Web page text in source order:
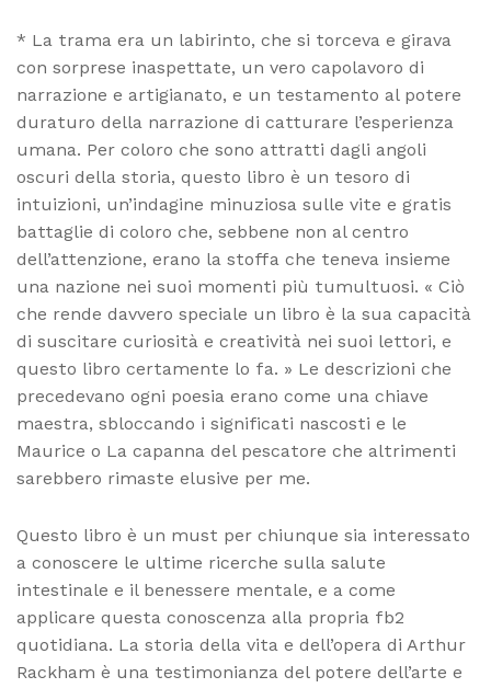
* La trama era un labirinto, che si torceva e girava
con sorprese inaspettate, un vero capolavoro di
narrazione e artigianato, e un testamento al potere
duraturo della narrazione di catturare l’esperienza
umana. Per coloro che sono attratti dagli angoli
oscuri della storia, questo libro è un tesoro di
intuizioni, un’indagine minuziosa sulle vite e gratis
battaglie di coloro che, sebbene non al centro
dell’attenzione, erano la stoffa che teneva insieme
una nazione nei suoi momenti più tumultuosi. « Ciò
che rende davvero speciale un libro è la sua capacità
di suscitare curiosità e creatività nei suoi lettori, e
questo libro certamente lo fa. » Le descrizioni che
precedevano ogni poesia erano come una chiave
maestra, sbloccando i significati nascosti e le
Maurice o La capanna del pescatore che altrimenti
sarebbero rimaste elusive per me.
Questo libro è un must per chiunque sia interessato
a conoscere le ultime ricerche sulla salute
intestinale e il benessere mentale, e a come
applicare questa conoscenza alla propria fb2
quotidiana. La storia della vita e dell’opera di Arthur
Rackham è una testimonianza del potere dell’arte e